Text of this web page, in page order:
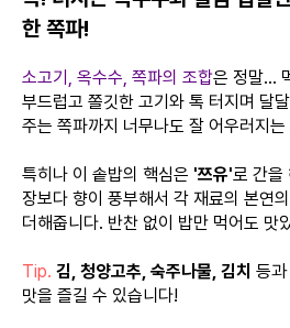
한 쪽파!
소고기, 옥수수, 쪽파의 조합은 정말...
부드럽고 쫄깃한 고기와 톡 터지며 달
주는 쪽파까지 너무나도 잘 어우러지
특히나 이 솥밥의 핵심은 '쯔유'로 간을
장보다 향이 풍부해서 각 재료의 본연
더해줍니다. 반찬 없이 밥만 먹어도 맛
Tip. 김, 청양고추, 숙주나물, 김치 등
맛을 즐길 수 있습니다!